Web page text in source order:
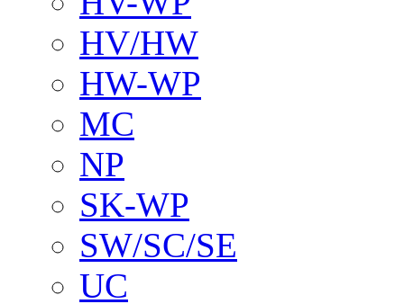
HV/HW
HW-WP
MC
NP
SK-WP
SW/SC/SE
UC